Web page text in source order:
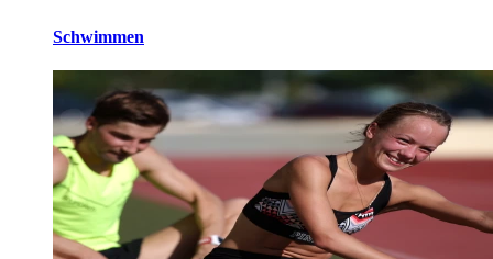
Schwimmen